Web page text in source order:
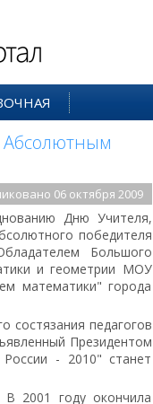
Абсолютным
06 октября 2009
Дню Учителя,
победителя
Большого
и геометрии МОУ
математики" города
состязания педагогов
Президентом
- 2010" станет
2001 году окончила